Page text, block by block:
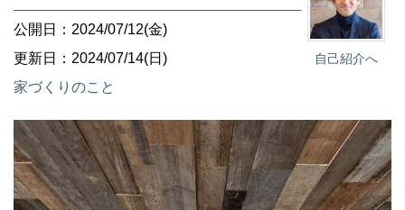
自己紹介へ
公開日：2024/07/12(金)
更新日：2024/07/14(日)
家づくりのこと